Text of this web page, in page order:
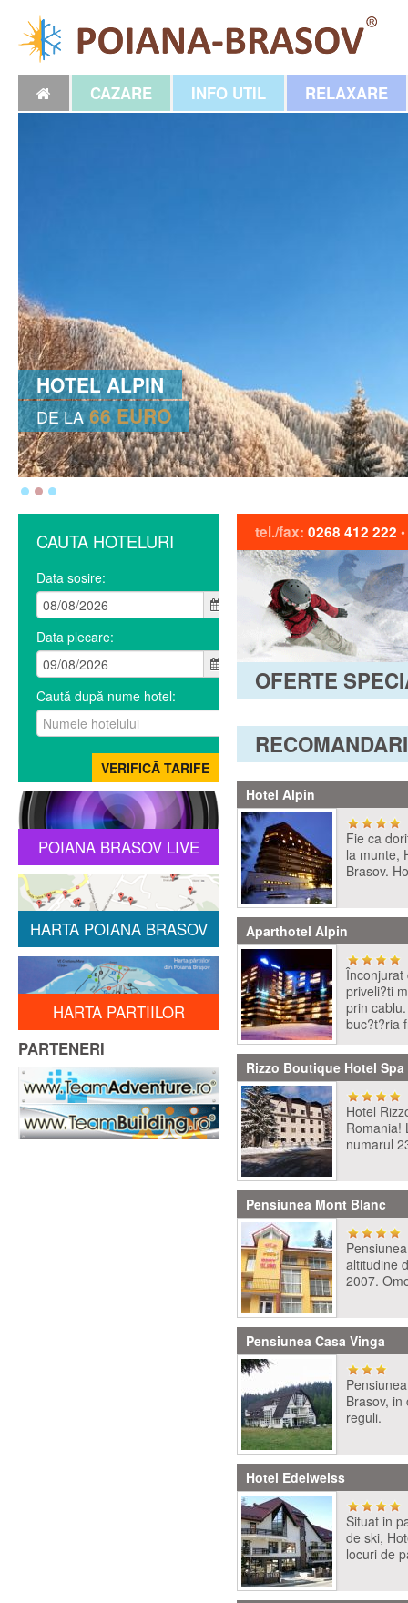
CAZARE INFO UTIL RELAXARE
HOTEL ALPIN
DE LA 66 EURO
CAUTA HOTELURI
Data sosire:
Data plecare:
Caută după nume hotel:
POIANA BRASOV LIVE
HARTA POIANA BRASOV
HARTA PARTIILOR
PARTENERI
tel./fax: 0268 412 222 •
OFERTE
RECOMANDARI
Hotel Alpin
Fie ca
la munte,
Brasov.
Aparthotel Alpin
Înconjurat
priveli?ti
prin
buc?t?ria
Rizzo Boutique Hotel Spa
Hotel
Romania!
numarul
Pensiunea Mont Blanc
altitudine
2007.
Pensiunea Casa Vinga
Brasov,
reguli.
Hotel Edelweiss
Situat in
de ski,
locuri de